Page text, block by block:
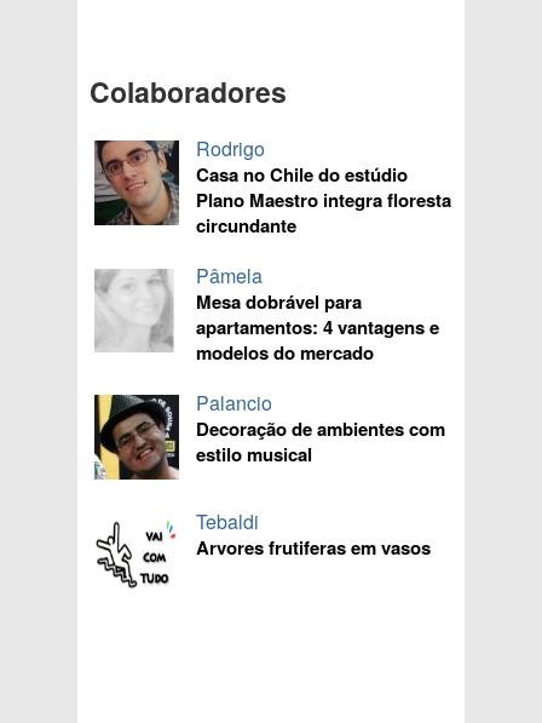
Colaboradores
Rodrigo
Casa no Chile do estúdio
Plano Maestro integra floresta
circundante
Pâmela
Mesa dobrável para
apartamentos: 4 vantagens e
modelos do mercado
Palancio
Decoração de ambientes com
estilo musical
Tebaldi
Arvores frutiferas em vasos